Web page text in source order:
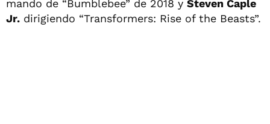
mando de “Bumblebee” de 2018 y Steven Caple
Jr. dirigiendo “Transformers: Rise of the Beasts”.